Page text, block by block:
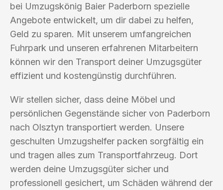
bei Umzugskönig Baier Paderborn spezielle
Angebote entwickelt, um dir dabei zu helfen,
Geld zu sparen. Mit unserem umfangreichen
Fuhrpark und unseren erfahrenen Mitarbeitern
können wir den Transport deiner Umzugsgüter
effizient und kostengünstig durchführen.
Wir stellen sicher, dass deine Möbel und
persönlichen Gegenstände sicher von Paderborn
nach Olsztyn transportiert werden. Unsere
geschulten Umzugshelfer packen sorgfältig ein
und tragen alles zum Transportfahrzeug. Dort
werden deine Umzugsgüter sicher und
professionell gesichert, um Schäden während der